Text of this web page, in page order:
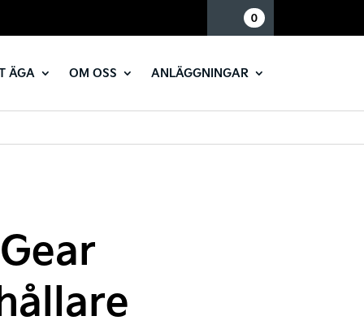
0
ÄGA OM OSS ANLÄGGNINGAR